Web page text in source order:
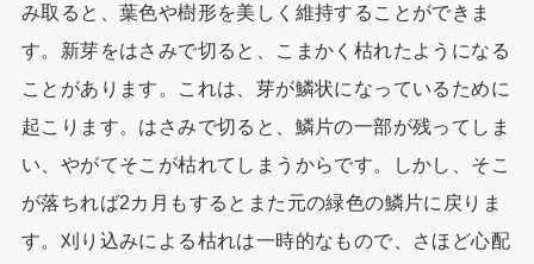
み取ると、葉色や樹形を美しく維持することができま
す。新芽をはさみで切ると、こまかく枯れたようになる
ことがあります。これは、芽が鱗状になっているために
起こります。はさみで切ると、鱗片の一部が残ってしま
い、やがてそこが枯れてしまうからです。しかし、そこ
が落ちれば2カ月もするとまた元の緑色の鱗片に戻りま
す。刈り込みによる枯れは一時的なもので、さほど心配